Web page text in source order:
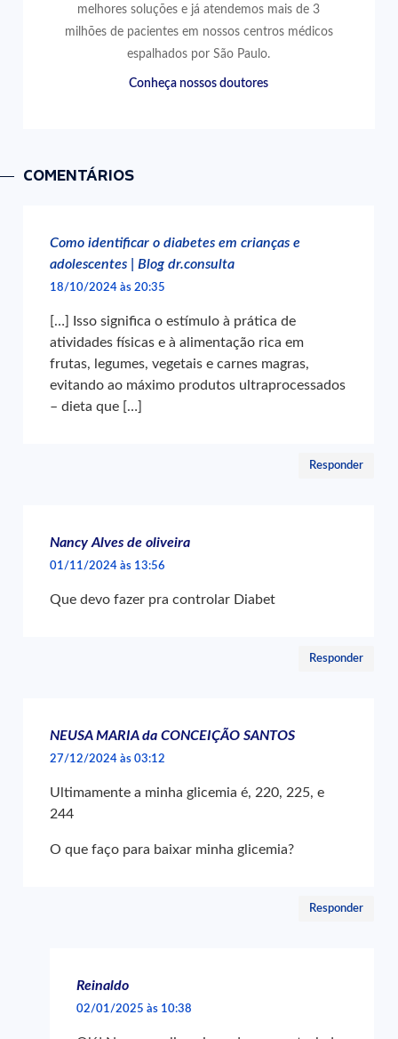
melhores soluções e já atendemos mais de 3
milhões de pacientes em nossos centros médicos
espalhados por São Paulo.
Conheça nossos doutores
COMENTÁRIOS
Como identificar o diabetes em crianças e
adolescentes | Blog dr.consulta
18/10/2024 às 20:35
[…] Isso significa o estímulo à prática de
atividades físicas e à alimentação rica em
frutas, legumes, vegetais e carnes magras,
evitando ao máximo produtos ultraprocessados
– dieta que […]
Responder
Nancy Alves de oliveira
01/11/2024 às 13:56
Que devo fazer pra controlar Diabet
Responder
NEUSA MARIA da CONCEIÇÃO SANTOS
27/12/2024 às 03:12
Ultimamente a minha glicemia é, 220, 225, e
244
O que faço para baixar minha glicemia?
Responder
Reinaldo
02/01/2025 às 10:38